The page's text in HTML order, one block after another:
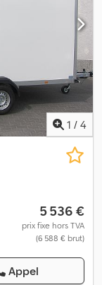
1 / 4
5 536 €
prix fixe hors TVA
(6 588 € brut)
Appel